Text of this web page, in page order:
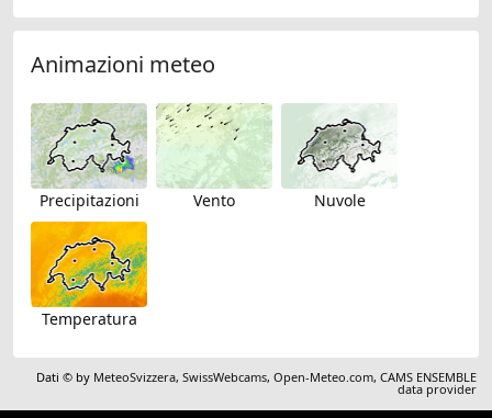
Animazioni meteo
Precipitazioni Vento Nuvole
Temperatura
Dati © by MeteoSvizzera,SwissWebcams,Open-Meteo.com,CAMS ENSEMBLE
data provider